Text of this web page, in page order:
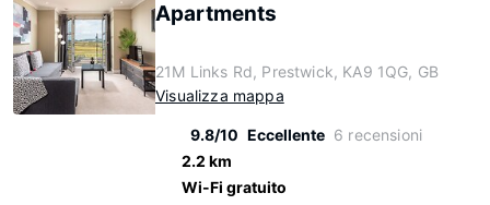
Apartments
21M Links Rd, Prestwick, KA9 1QG, GB
Visualizza mappa
9.8/10 Eccellente 6 recensioni
2.2 km
Wi-Fi gratuito